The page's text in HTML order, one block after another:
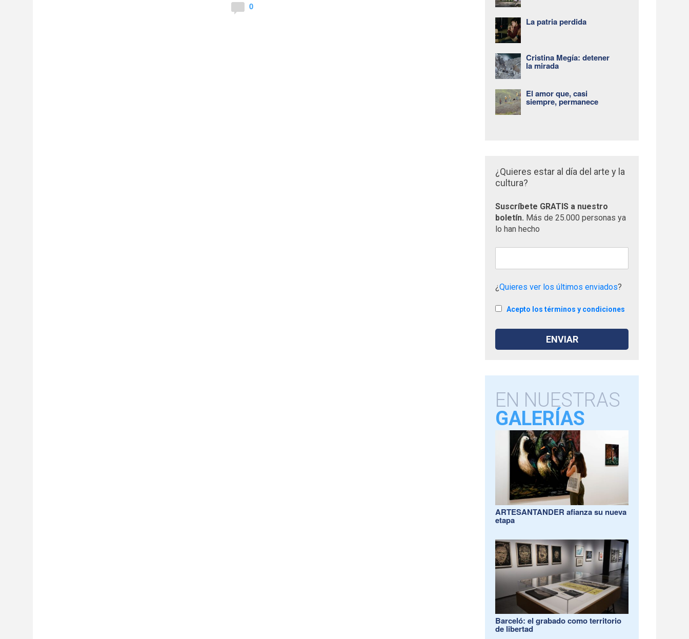
0
La patria perdida
Cristina Megía: detener
la mirada
El amor que, casi
siempre, permanece
¿Quieres estar al día del arte y la
cultura?
Suscríbete GRATIS a nuestro
boletín. Más de 25.000 personas ya
lo han hecho
¿Quieres ver los últimos enviados?
Acepto los términos y condiciones
EN NUESTRAS
GALERÍAS
ARTESANTANDER afianza su nueva
etapa
Barceló: el grabado como territorio
de libertad